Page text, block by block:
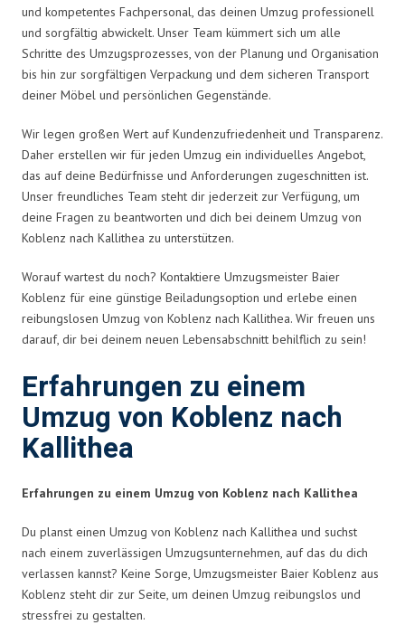
und kompetentes Fachpersonal, das deinen Umzug professionell
und sorgfältig abwickelt. Unser Team kümmert sich um alle
Schritte des Umzugsprozesses, von der Planung und Organisation
bis hin zur sorgfältigen Verpackung und dem sicheren Transport
deiner Möbel und persönlichen Gegenstände.
Wir legen großen Wert auf Kundenzufriedenheit und Transparenz.
Daher erstellen wir für jeden Umzug ein individuelles Angebot,
das auf deine Bedürfnisse und Anforderungen zugeschnitten ist.
Unser freundliches Team steht dir jederzeit zur Verfügung, um
deine Fragen zu beantworten und dich bei deinem Umzug von
Koblenz nach Kallithea zu unterstützen.
Worauf wartest du noch? Kontaktiere Umzugsmeister Baier
Koblenz für eine günstige Beiladungsoption und erlebe einen
reibungslosen Umzug von Koblenz nach Kallithea. Wir freuen uns
darauf, dir bei deinem neuen Lebensabschnitt behilflich zu sein!
Erfahrungen zu einem
Umzug von Koblenz nach
Kallithea
Erfahrungen zu einem Umzug von Koblenz nach Kallithea
Du planst einen Umzug von Koblenz nach Kallithea und suchst
nach einem zuverlässigen Umzugsunternehmen, auf das du dich
verlassen kannst? Keine Sorge, Umzugsmeister Baier Koblenz aus
Koblenz steht dir zur Seite, um deinen Umzug reibungslos und
stressfrei zu gestalten.